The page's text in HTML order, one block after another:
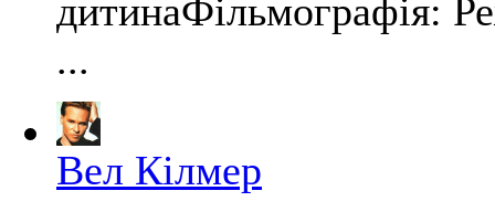
дитинаФільмографія:
...
Вел Кілмер